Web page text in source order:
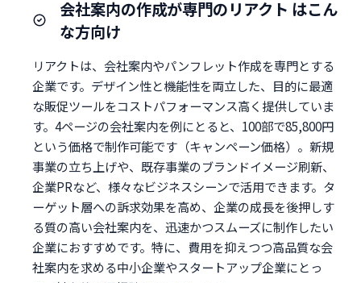
会社案内の作成が専門のリアクト はこん
な方向け
リアクトは、会社案内やパンフレット作成を専門とする
企業です。デザイン性と機能性を両立した、目的に最適
な販促ツールをコストパフォーマンス高く提供していま
す。4ページの会社案内を例にとると、100部で85,800円
という価格で制作可能です（キャンペーン価格）。新規
事業の立ち上げや、既存事業のブランドイメージ刷新、
企業PRなど、様々なビジネスシーンで活用できます。タ
ーゲット層への訴求効果を高め、企業の成長を後押しす
る質の高い会社案内を、迅速かつスムーズに制作したい
企業におすすめです。特に、費用を抑えつつ高品質な会
社案内を求める中小企業やスタートアップ企業にとっ